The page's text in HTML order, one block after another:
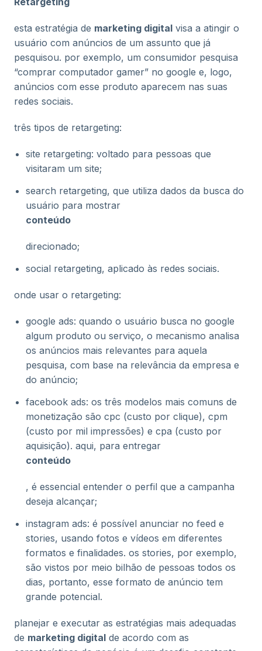
esta estratégia de marketing digital visa a atingir o
usuário com anúncios de um assunto que já
pesquisou. por exemplo, um consumidor pesquisa
“comprar computador gamer” no google e, logo,
anúncios com esse produto aparecem nas suas
redes sociais.
três tipos de retargeting:
site retargeting: voltado para pessoas que
visitaram um site;
search retargeting, que utiliza dados da busca do
usuário para mostrar
conteúdo
direcionado;
social retargeting, aplicado às redes sociais.
onde usar o retargeting:
google ads: quando o usuário busca no google
algum produto ou serviço, o mecanismo analisa
os anúncios mais relevantes para aquela
pesquisa, com base na relevância da empresa e
do anúncio;
facebook ads: os três modelos mais comuns de
monetização são cpc (custo por clique), cpm
(custo por mil impressões) e cpa (custo por
aquisição). aqui, para entregar
conteúdo
, é essencial entender o perfil que a campanha
deseja alcançar;
instagram ads: é possível anunciar no feed e
stories, usando fotos e vídeos em diferentes
formatos e finalidades. os stories, por exemplo,
são vistos por meio bilhão de pessoas todos os
dias, portanto, esse formato de anúncio tem
grande potencial.
planejar e executar as estratégias mais adequadas
de marketing digital de acordo com as